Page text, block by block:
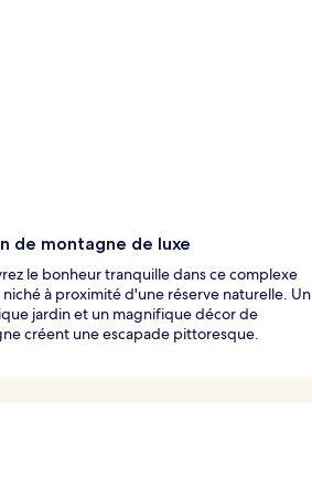
de montagne de luxe
le bonheur tranquille dans ce complexe
à proximité d'une réserve naturelle. Un
jardin et un magnifique décor de
créent une escapade pittoresque.